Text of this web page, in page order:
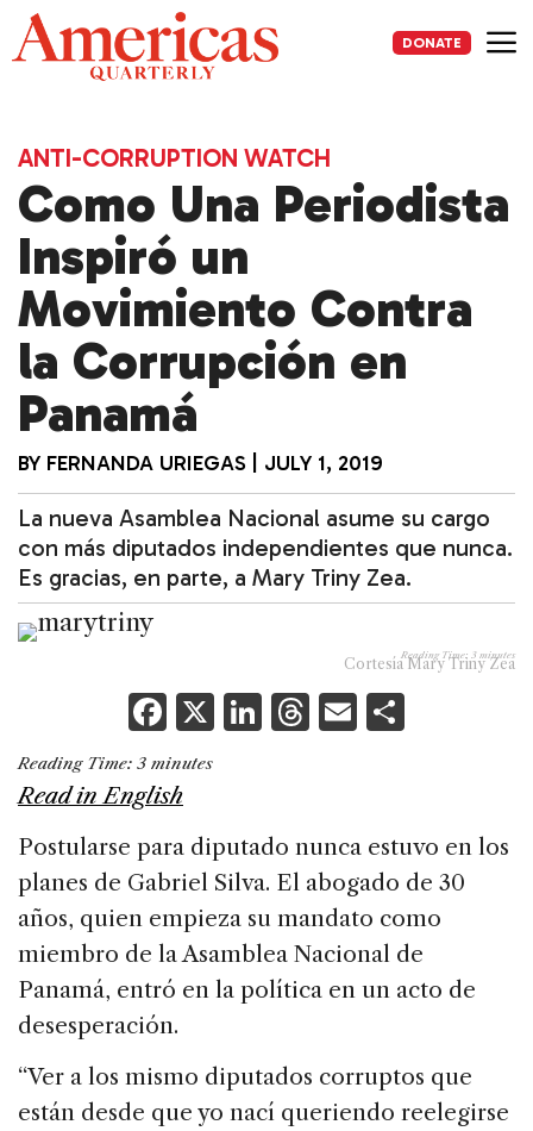
Skip
to
content
DONATE
ANTI-CORRUPTION WATCH
Como Una Periodista
Inspiró un
Movimiento Contra
la Corrupción en
Panamá
BY FERNANDA URIEGAS JULY 1, 2019
La nueva Asamblea Nacional asume su cargo
con más diputados independientes que nunca.
Es gracias, en parte, a Mary Triny Zea.
Reading Time: 3 minutes
Cortesía Mary Triny Zea
F
a
c
b
o
o
k
X Li
e
dI
n
T
d
s
E
Reading Time: 3 minutes
Read in English
Postularse para diputado nunca estuvo en los
planes de Gabriel Silva. El abogado de 30
años, quien empieza su mandato como
miembro de la Asamblea Nacional de
Panamá, entró en la política en un acto de
desesperación.
“Ver a los mismo diputados corruptos que
están desde que yo nací queriendo reelegirse